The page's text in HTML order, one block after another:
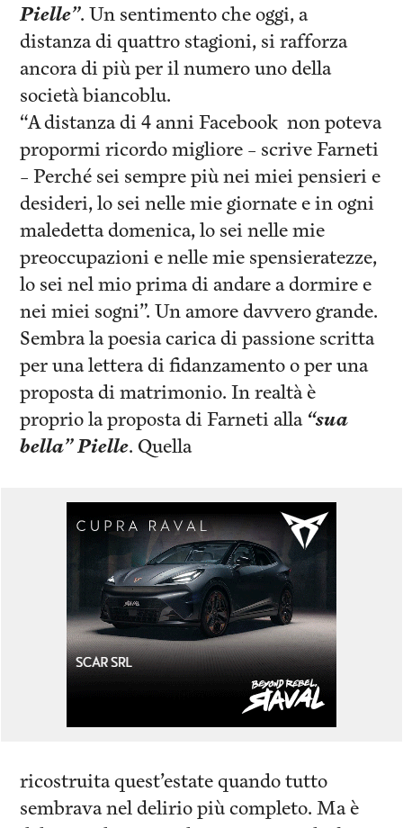
Pielle”. Un sentimento che oggi, a
distanza di quattro stagioni, si rafforza
ancora di più per il numero uno della
società biancoblu.
“A distanza di 4 anni Facebook non poteva
propormi ricordo migliore – scrive Farneti
– Perché sei sempre più nei miei pensieri e
desideri, lo sei nelle mie giornate e in ogni
maledetta domenica, lo sei nelle mie
preoccupazioni e nelle mie spensieratezze,
lo sei nel mio prima di andare a dormire e
nei miei sogni”. Un amore davvero grande.
Sembra la poesia carica di passione scritta
per una lettera di fidanzamento o per una
proposta di matrimonio. In realtà è
proprio la proposta di Farneti alla “sua
bella” Pielle. Quella
ricostruita quest’estate quando tutto
sembrava nel delirio più completo. Ma è